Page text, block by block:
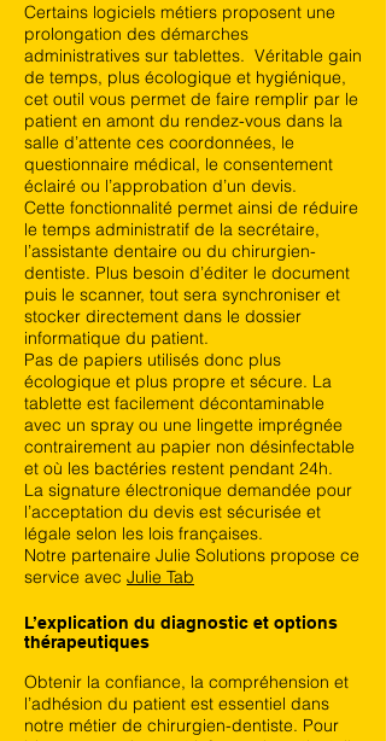
Certains logiciels métiers proposent une
prolongation des démarches
administratives sur tablettes. Véritable gain
de temps, plus écologique et hygiénique,
cet outil vous permet de faire remplir par le
patient en amont du rendez-vous dans la
salle d’attente ces coordonnées, le
questionnaire médical, le consentement
éclairé ou l’approbation d’un devis.
Cette fonctionnalité permet ainsi de réduire
le temps administratif de la secrétaire,
l’assistante dentaire ou du chirurgien-
dentiste. Plus besoin d’éditer le document
puis le scanner, tout sera synchroniser et
stocker directement dans le dossier
informatique du patient.
Pas de papiers utilisés donc plus
écologique et plus propre et sécure. La
tablette est facilement décontaminable
avec un spray ou une lingette imprégnée
contrairement au papier non désinfectable
et où les bactéries restent pendant 24h.
La signature électronique demandée pour
l’acceptation du devis est sécurisée et
légale selon les lois françaises.
Notre partenaire Julie Solutions propose ce
service avec Julie Tab
L’explication du diagnostic et options
thérapeutiques
Obtenir la confiance, la compréhension et
l’adhésion du patient est essentiel dans
notre métier de chirurgien-dentiste. Pour